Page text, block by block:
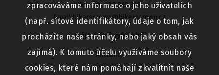
zpracováváme informace o jeho uživatelích
(např. síťové identifikátory, údaje o tom, jak
procházíte naše stránky, nebo jaký obsah vás
zajímá). K tomuto účelu využíváme soubory
cookies, které nám pomáhají zkvalitnit naše
Telefon 800 313 333
Emailbikerscrown@bikerscrown.cz
UŽITEČNÉ ODKAZY
Aktuality
Prodejny